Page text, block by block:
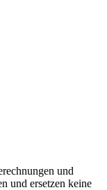
und
und ersetzen keine